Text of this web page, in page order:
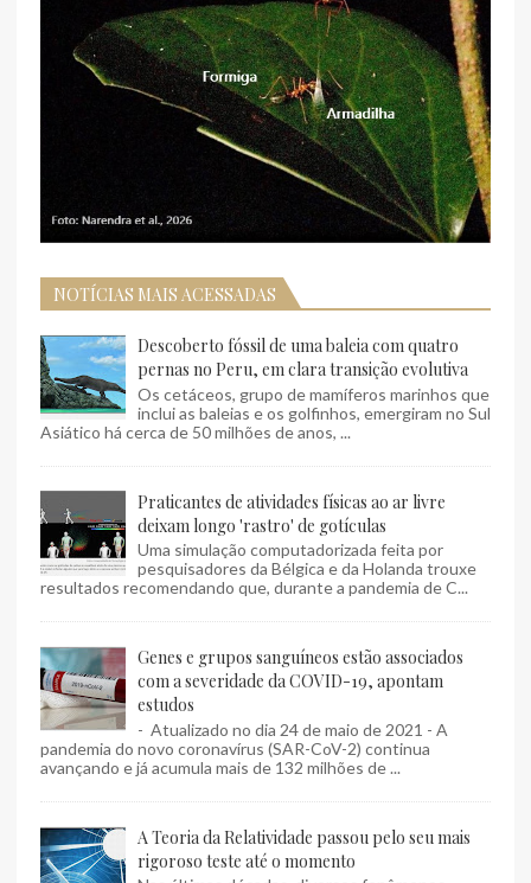
NOTÍCIAS MAIS ACESSADAS
Descoberto fóssil de uma baleia com quatro
pernas no Peru, em clara transição evolutiva
Os cetáceos, grupo de mamíferos marinhos que
inclui as baleias e os golfinhos, emergiram no Sul
Asiático há cerca de 50 milhões de anos, ...
Praticantes de atividades físicas ao ar livre
deixam longo 'rastro' de gotículas
Uma simulação computadorizada feita por
pesquisadores da Bélgica e da Holanda trouxe
resultados recomendando que, durante a pandemia de C...
Genes e grupos sanguíneos estão associados
com a severidade da COVID-19, apontam
estudos
- Atualizado no dia 24 de maio de 2021 - A
pandemia do novo coronavírus (SAR-CoV-2) continua
avançando e já acumula mais de 132 milhões de ...
A Teoria da Relatividade passou pelo seu mais
rigoroso teste até o momento